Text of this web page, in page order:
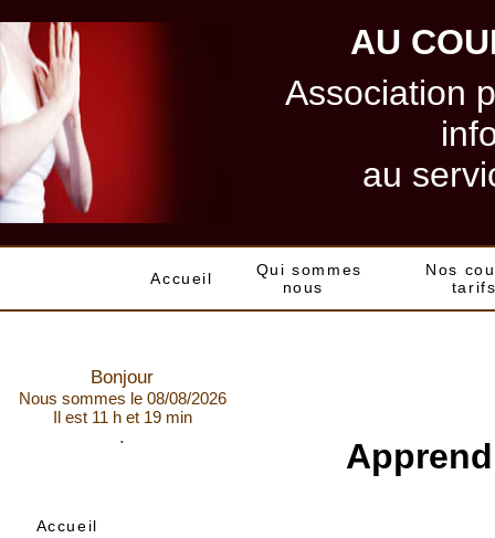
AU
Association
au
Accueil
Qui sommes
nous
Nos
Bonjour
Nous sommes le 08/08/2026
Il est 11 h et 19 min
.
Accueil